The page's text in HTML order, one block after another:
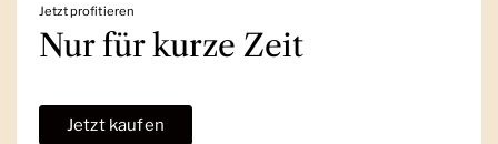
Jetzt profitieren
Nur für kurze Zeit
Jetzt kaufen